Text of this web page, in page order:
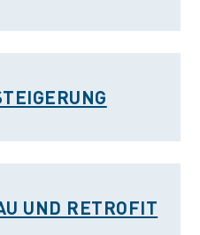
UND RETROFIT